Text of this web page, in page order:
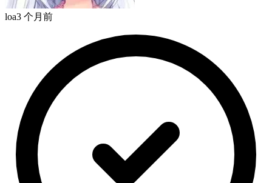
loa3 个月前